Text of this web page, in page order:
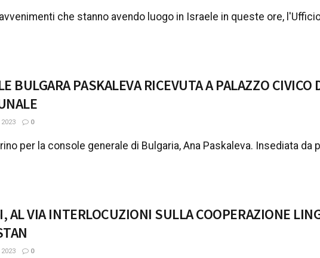
che stanno avendo luogo in Israele in queste ore,
BULGARA PASKALEVA RICEVUTA A PALAZZO
0
per la console generale di Bulgaria, Ana Paskaleva. Insediata da
AL VIA INTERLOCUZIONI SULLA COOPERAZIONE
0